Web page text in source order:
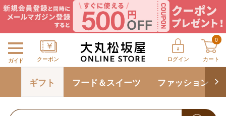
ガイド クーポン ログイン
0
カート
ギフト フード＆スイーツ ファッション